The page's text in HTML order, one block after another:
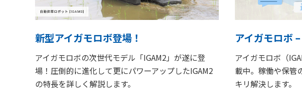
新型アイガモロボ登場！
アイガモロボの次世代モデル「IGAM2」が遂に登
場！圧倒的に進化して更にパワーアップしたIGAM2
の特長を詳しく解説します。
アイガモロボ
アイガモロボ（
載中。稼働や保管
キリ解決します。